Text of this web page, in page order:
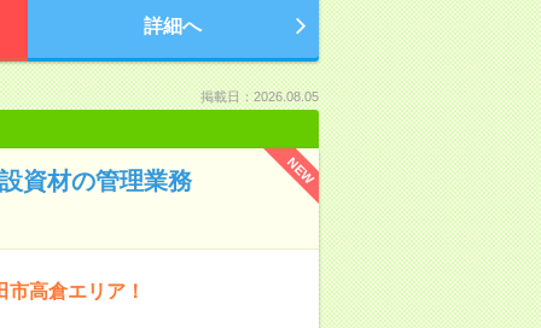
詳細へ
掲載日：2026.08.05
NEW
資材の管理業務
高倉エリア！